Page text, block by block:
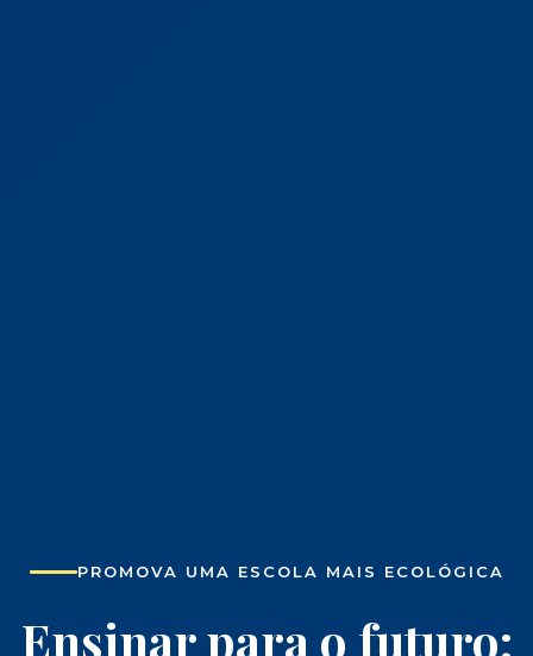
PROMOVA UMA ESCOLA MAIS ECOLÓGICA
Ensinar para o futuro: